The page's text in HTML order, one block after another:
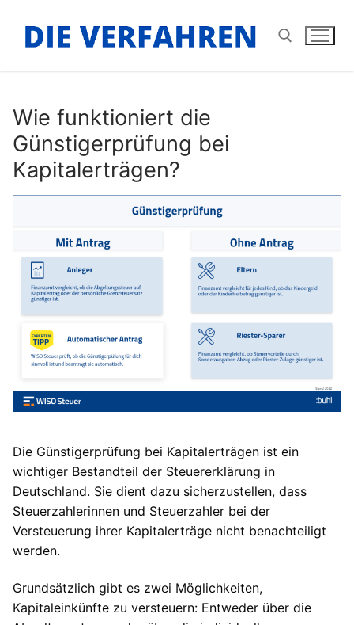
Inhalt
springen
Wie funktioniert die
Günstigerprüfung bei
Kapitalerträgen?
Die Günstigerprüfung bei Kapitalerträgen ist ein
wichtiger Bestandteil der Steuererklärung in
Deutschland. Sie dient dazu sicherzustellen, dass
Steuerzahlerinnen und Steuerzahler bei der
Versteuerung ihrer Kapitalerträge nicht benachteiligt
werden.
Grundsätzlich gibt es zwei Möglichkeiten,
Kapitaleinkünfte zu versteuern: Entweder über die